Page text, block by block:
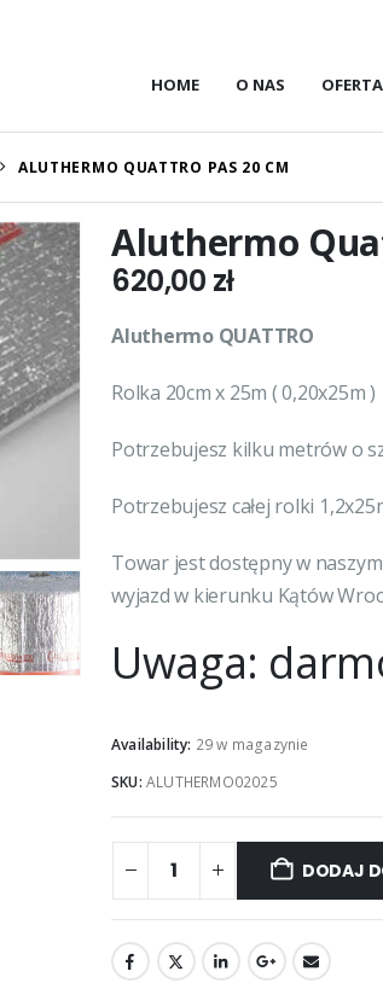
HOME O NAS OFERTA
ALUTHERMO QUATTRO PAS 20 CM
Aluthermo
620,00 zł
Aluthermo QUATTRO
Rolka 20cm x 25m ( 0,20x25m )
Potrzebujesz kilku metrów o
Potrzebujesz całej rolki
Towar jest dostępny w
wyjazd w kierunku Kątów
Uwaga:
Availability: 29 w magazynie
SKU: ALUTHERMO02025
DODAJ